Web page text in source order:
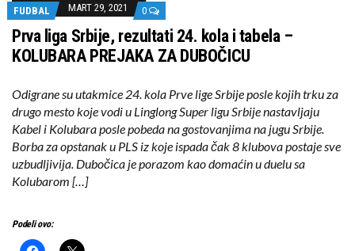
FUDBAL MART 29, 2021 0
Prva liga Srbije, rezultati 24. kola i tabela –
KOLUBARA PREJAKA ZA DUBOČICU
Odigrane su utakmice 24. kola Prve lige Srbije posle kojih trku za
drugo mesto koje vodi u Linglong Super ligu Srbije nastavljaju
Kabel i Kolubara posle pobeda na gostovanjima na jugu Srbije.
Borba za opstanak u PLS iz koje ispada čak 8 klubova postaje sve
uzbudljivija. Dubočica je porazom kao domaćin u duelu sa
Kolubarom […]
Podeli ovo: